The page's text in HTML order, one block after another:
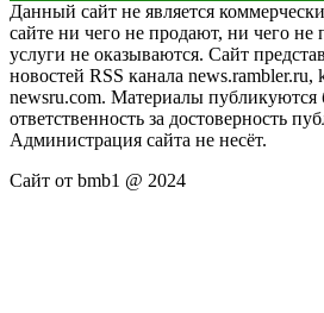
Данный сайт не является
сайте ни чего не продают, ни чего не
услуги не оказываются. Сайт
новостей RSS канала news.rambler.ru,
newsru.com. Материалы публикуются
ответственность за достоверность
Администрация сайта не несёт.
Сайт от bmb1 @ 2024